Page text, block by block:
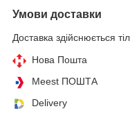
Умови доставки
Доставка здійснюється
Нова Пошта
Meest ПОШТА
Delivery